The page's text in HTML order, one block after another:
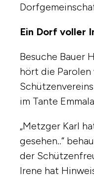
Ein Dorf voller
Besuche Bauer
hört die Parolen
im Tante
„Metzger Karl
gesehen..“
der
Irene hat